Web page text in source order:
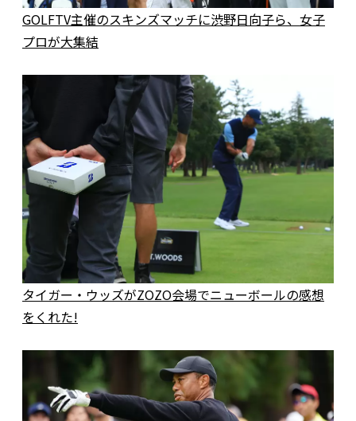
GOLFTV主催のスキンズマッチに渋野日向子ら、女子
プロが大集結
タイガー・ウッズがZOZO会場でニューボールの感想
をくれた!